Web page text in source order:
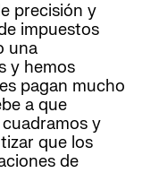
precisión y
impuestos
una
y hemos
pagan mucho
a que
y
que los
de